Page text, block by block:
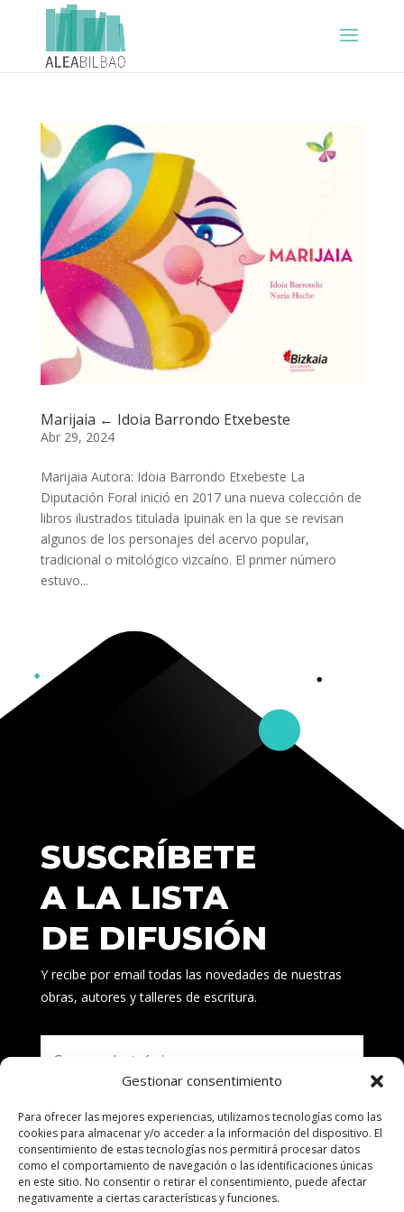
Gestionar consentimiento
Para ofrecer las mejores experiencias, utilizamos tecnologías como las
cookies para almacenar y/o acceder a la información del dispositivo. El
consentimiento de estas tecnologías nos permitirá procesar datos
como el comportamiento de navegación o las identificaciones únicas
en este sitio. No consentir o retirar el consentimiento, puede afectar
negativamente a ciertas características y funciones.
Marijaia ← Idoia Barrondo Etxebeste
Abr 29, 2024
Marijaia Autora: Idoia Barrondo Etxebeste La
Diputación Foral inició en 2017 una nueva colección de
libros ilustrados titulada Ipuinak en la que se revisan
algunos de los personajes del acervo popular,
tradicional o mitológico vizcaíno. El primer número
estuvo...
SUSCRÍBETE
A LA LISTA
DE DIFUSIÓN
Y recibe por email todas las novedades de nuestras
obras, autores y talleres de escritura.
Suscribirse